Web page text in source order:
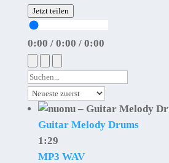
Jetzt teilen
0:00 / 0:00 / 0:00
Guitar Melody Drums
1:29
MP3 WAV